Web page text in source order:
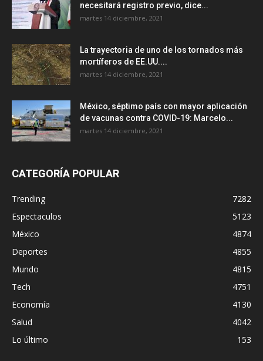
necesitará registro previo, dice...
martes 14 diciembre, 2021
La trayectoria de uno de los tornados más
mortíferos de EE.UU....
martes 14 diciembre, 2021
México, séptimo país con mayor aplicación
de vacunas contra COVID-19: Marcelo...
martes 14 diciembre, 2021
CATEGORÍA POPULAR
Trending
7282
Espectaculos
5123
México
4874
Deportes
4855
Mundo
4815
Tech
4751
Economía
4130
Salud
4042
Lo último
153